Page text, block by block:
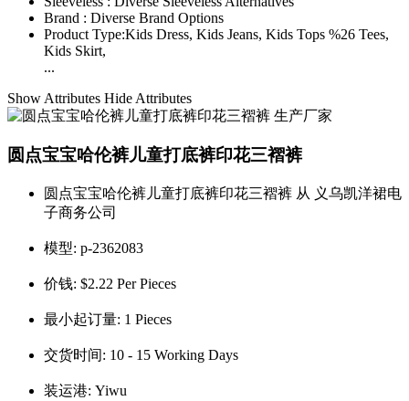
Brand : Diverse Brand Options
Product Type:Kids Dress, Kids Jeans, Kids Tops %26 Tees,
Kids Skirt,
...
Show Attributes Hide Attributes
圆点宝宝哈伦裤儿童打底裤印花三褶裤
圆点宝宝哈伦裤儿童打底裤印花三褶裤 从 义乌凯洋裙电
子商务公司
模型: p-2362083
价钱: $2.22 Per Pieces
最小起订量: 1 Pieces
交货时间: 10 - 15 Working Days
装运港: Yiwu